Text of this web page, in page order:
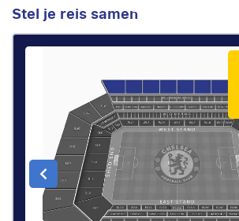
Stel je reis samen